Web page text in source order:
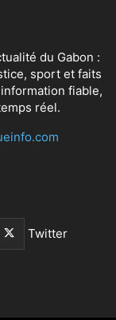
du Gabon :
sport et faits
fiable,
réel.
Twitter